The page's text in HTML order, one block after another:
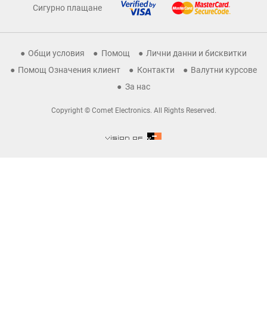
Сигурно плащане
Общи условия Помощ
Лични данни и бисквитки
Помощ Означения клиент
Контакти
Валутни курсове
За нас
Copyright © Comet Electronics. All Rights Reserved.